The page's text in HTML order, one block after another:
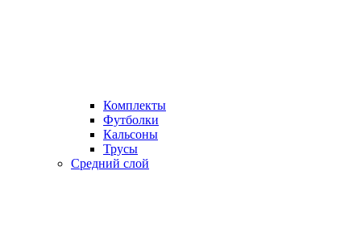
Комплекты
Футболки
Кальсоны
Трусы
Средний слой